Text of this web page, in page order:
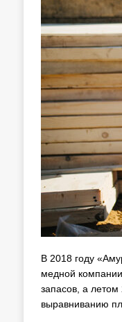
В 2018 году
медной
запасов, а летом
выравниванию